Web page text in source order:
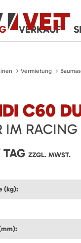
VERKAUF
Vermietung
C60
IM RACING
ZZGL. MWST.
(kg):